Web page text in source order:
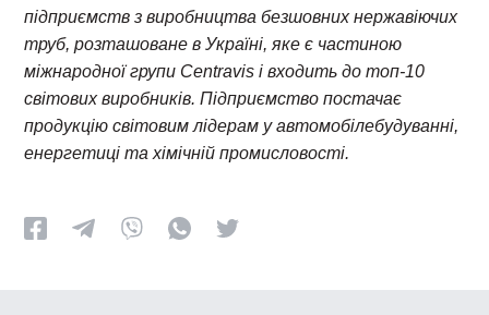
підприємств з виробництва безшовних нержавіючих
труб, розташоване в Україні, яке є частиною
міжнародної групи Centravis і входить до топ-10
світових виробників. Підприємство постачає
продукцію світовим лідерам у автомобілебудуванні,
енергетиці та хімічній промисловості.